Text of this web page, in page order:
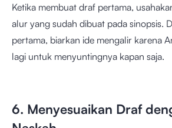
Ketika membuat draf pertama,
alur yang sudah dibuat pada sinopsis.
pertama, biarkan ide mengalir karena
lagi untuk menyuntingnya kapan saja.
6. Menyesuaikan Draf